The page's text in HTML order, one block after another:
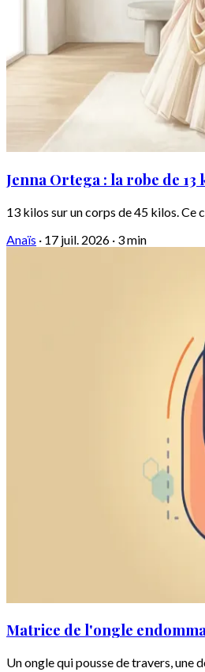
Jenna Ortega : la robe de
13 kilos sur un corps de 45 kilos. Ce
Anaïs · 17 juil. 2026 · 3 min
Matrice de l'ongle
Un ongle qui pousse de travers, une